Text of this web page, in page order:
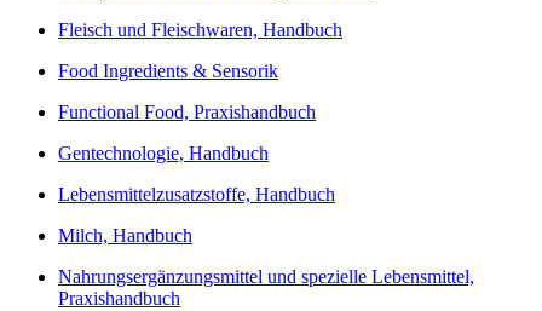
Fleisch und Fleischwaren, Handbuch
Food Ingredients & Sensorik
Functional Food, Praxishandbuch
Gentechnologie, Handbuch
Lebensmittelzusatzstoffe, Handbuch
Milch, Handbuch
Nahrungsergänzungsmittel und spezielle Lebensmittel,
Praxishandbuch